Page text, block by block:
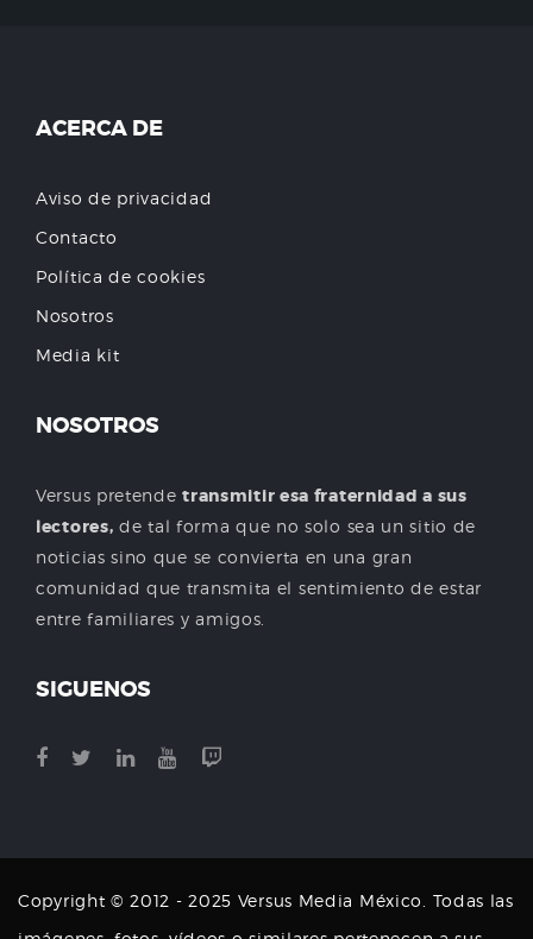
ACERCA DE
Aviso de privacidad
Contacto
Política de cookies
Nosotros
Media kit
NOSOTROS
Versus pretendetransmitir esa fraternidad a sus
lectores, de tal forma que no solo sea un sitio de
noticias sino que se convierta en una gran
comunidad que transmita el sentimiento de estar
entre familiares y amigos.
SIGUENOS
Copyright © 2012 - 2025 Versus Media México. Todas las